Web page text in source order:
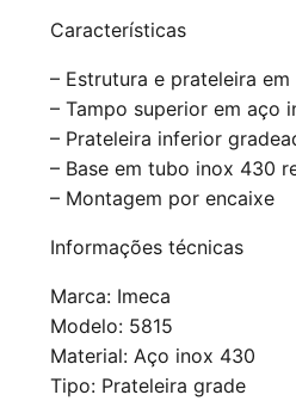
Características
– Estrutura e prateleira
– Tampo superior em aço
– Prateleira inferior
– Base em tubo inox 430
– Montagem por encaixe
Informações técnicas
Marca: Imeca
Modelo: 5815
Material: Aço inox 430
Tipo: Prateleira grade